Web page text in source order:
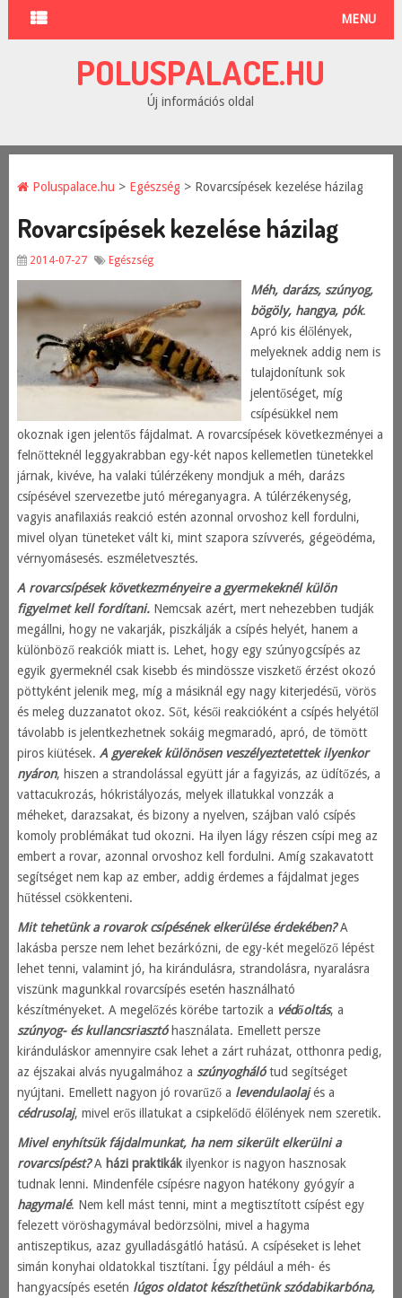
MENU
POLUSPALACE.HU
Új információs oldal
Poluspalace.hu > Egészség> Rovarcsípések kezelése házilag
Rovarcsípések kezelése házilag
2014-07-27 Egészség
Méh, darázs, szúnyog,
bögöly, hangya, pók.
Apró kis élőlények,
melyeknek addig nem is
tulajdonítunk sok
jelentőséget, míg
csípésükkel nem
okoznak igen jelentős fájdalmat. A rovarcsípések következményei a
felnőtteknél leggyakrabban egy-két napos kellemetlen tünetekkel
járnak, kivéve, ha valaki túlérzékeny mondjuk a méh, darázs
csípésével szervezetbe jutó méreganyagra. A túlérzékenység,
vagyis anafilaxiás reakció estén azonnal orvoshoz kell fordulni,
mivel olyan tüneteket vált ki, mint szapora szívverés, gégeödéma,
vérnyomásesés. eszméletvesztés.
A rovarcsípések következményeire a gyermekeknél külön
figyelmet kell fordítani.Nemcsak azért, mert nehezebben tudják
megállni, hogy ne vakarják, piszkálják a csípés helyét, hanem a
különböző reakciók miatt is. Lehet, hogy egy szúnyogcsípés az
egyik gyermeknél csak kisebb és mindössze viszkető érzést okozó
pöttyként jelenik meg, míg a másiknál egy nagy kiterjedésű, vörös
és meleg duzzanatot okoz. Sőt, késői reakcióként a csípés helyétől
távolabb is jelentkezhetnek sokáig megmaradó, apró, de tömött
piros kiütések. A gyerekek különösen veszélyeztetettek ilyenkor
nyáron, hiszen a strandolással együtt jár a fagyizás, az üdítőzés, a
vattacukrozás, hókristályozás, melyek illatukkal vonzzák a
méheket, darazsakat, és bizony a nyelven, szájban való csípés
komoly problémákat tud okozni. Ha ilyen lágy részen csípi meg az
embert a rovar, azonnal orvoshoz kell fordulni. Amíg szakavatott
segítséget nem kap az ember, addig érdemes a fájdalmat jeges
hűtéssel csökkenteni.
Mit tehetünk a rovarok csípésének elkerülése érdekében?A
lakásba persze nem lehet bezárkózni, de egy-két megelőző lépést
lehet tenni, valamint jó, ha kirándulásra, strandolásra, nyaralásra
viszünk magunkkal rovarcsípés esetén használható
készítményeket. A megelőzés körébe tartozik a védőoltás, a
szúnyog- és kullancsriasztóhasználata. Emellett persze
kiránduláskor amennyire csak lehet a zárt ruházat, otthonra pedig,
az éjszakai alvás nyugalmához a szúnyogháló tud segítséget
nyújtani. Emellett nagyon jó rovarűző a levendulaolajés a
cédrusolaj, mivel erős illatukat a csipkelődő élőlények nem szeretik.
Mivel enyhítsük fájdalmunkat, ha nem sikerült elkerülni a
rovarcsípést? A házi praktikákilyenkor is nagyon hasznosak
tudnak lenni. Mindenféle csípésre nagyon hatékony gyógyír a
hagymalé. Nem kell mást tenni, mint a megtisztított csípést egy
felezett vöröshagymával bedörzsölni, mivel a hagyma
antiszeptikus, azaz gyulladásgátló hatású. A csípéseket is lehet
simán konyhai oldatokkal tisztítani. Így például a méh- és
hangyacsípés esetén lúgos oldatot készíthetünk szódabikarbóna,